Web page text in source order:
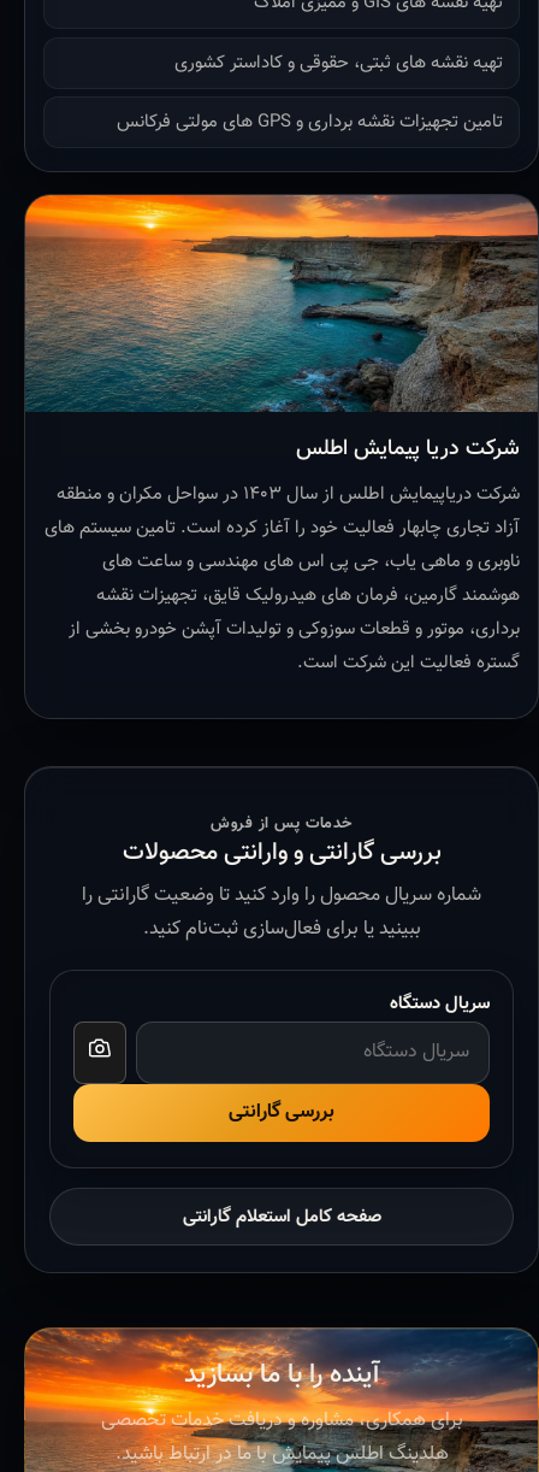
تهیه نقشه های ثبتی، حقوقی و کاداستر کشوری
تامین تجهیزات نقشه برداری و GPS های مولتی فرکانس
شرکت دریا پیمایش اطلس
شرکت دریاپیمایش اطلس از سال ۱۴۰۳ در سواحل مکران و منطقه
آزاد تجاری چابهار فعالیت خود را آغاز کرده است. تامین سیستم های
ناوبری و ماهی یاب، جی پی اس های مهندسی و ساعت های
هوشمند گارمین، فرمان های هیدرولیک قایق، تجهیزات نقشه
برداری، موتور و قطعات سوزوکی و تولیدات آپشن خودرو بخشی از
گستره فعالیت این شرکت است.
خدمات پس از فروش
بررسی گارانتی و وارانتی محصولات
شماره سریال محصول را وارد کنید تا وضعیت گارانتی را
ببینید یا برای فعال‌سازی ثبت‌نام کنید.
سریال دستگاه
بررسی گارانتی
صفحه کامل استعلام گارانتی
آینده را با ما بسازید
برای همکاری، مشاوره و دریافت خدمات تخصصی
هلدینگ اطلس پیمایش با ما در ارتباط باشید.